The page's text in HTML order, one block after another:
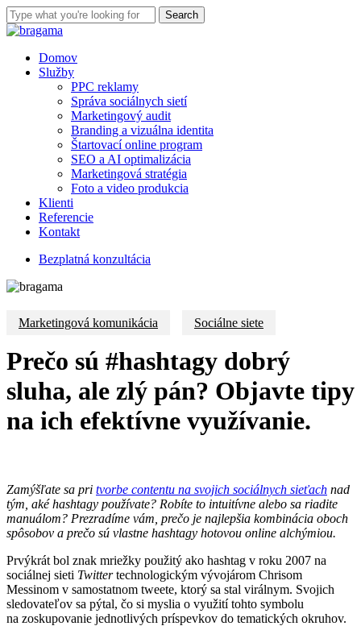
Skip
to
content
Search
Close
Menu
Domov
Služby
PPC reklamy
Správa sociálnych sietí
Marketingový audit
Branding a vizuálna identita
Štartovací online program
SEO a AI optimalizácia
Marketingová stratégia
Foto a video produkcia
Klienti
Referencie
Kontakt
Bezplatná konzultácia
Marketingová komunikácia Sociálne siete
Prečo sú #hashtagy dobrý
sluha, ale zlý pán? Objavte tipy
na ich efektívne využívanie.
Zamýšľate sa pri tvorbe contentu na svojich sociálnych sieťach nad
tým, aké hashtagy používate? Robíte to intuitívne alebo sa riadite
manuálom? Prezradíme vám, prečo je najlepšia kombinácia oboch
spôsobov a prečo sú vlastne hashtagy hotovou online alchýmiou.
Prvýkrát bol znak mriežky použitý ako hashtag v roku 2007 na
sociálnej sieti Twittertechnologickým vývojárom Chrisom
Messinom v samostatnom tweete, ktorý sa stal virálnym. Svojich
sledovateľov sa pýtal, čo si myslia o využití tohto symbolu
na zoskupovanie jednotlivých príspevkov do tematických okruhov.